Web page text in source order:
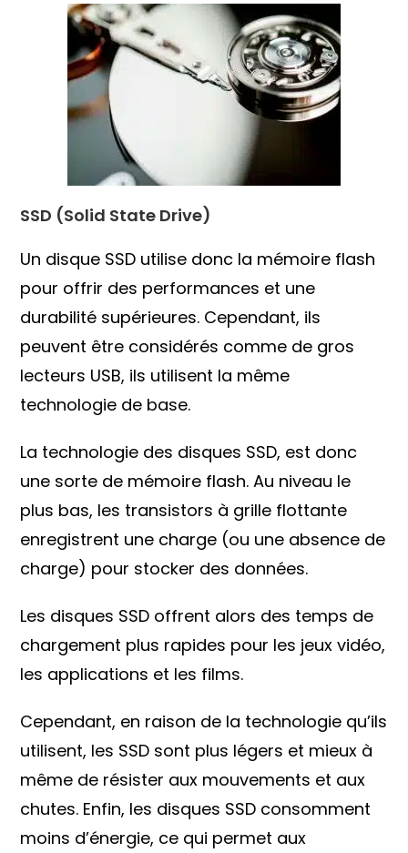
SSD (Solid State Drive)
Un disque SSD utilise donc la mémoire flash
pour offrir des performances et une
durabilité supérieures. Cependant, ils
peuvent être considérés comme de gros
lecteurs USB, ils utilisent la même
technologie de base.
La technologie des disques SSD, est donc
une sorte de mémoire flash. Au niveau le
plus bas, les transistors à grille flottante
enregistrent une charge (ou une absence de
charge) pour stocker des données.
Les disques SSD offrent alors des temps de
chargement plus rapides pour les jeux vidéo,
les applications et les films.
Cependant, en raison de la technologie qu’ils
utilisent, les SSD sont plus légers et mieux à
même de résister aux mouvements et aux
chutes. Enfin, les disques SSD consomment
moins d’énergie, ce qui permet aux